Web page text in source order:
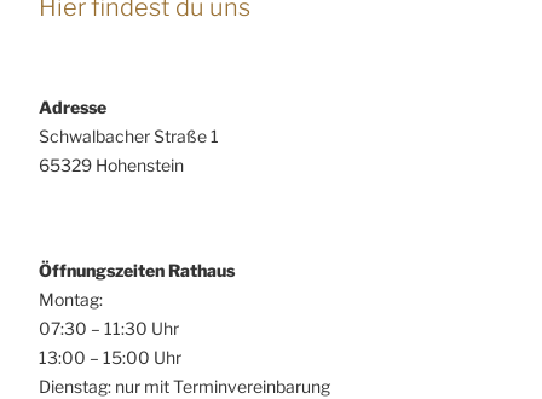
Hier findest du uns
Adresse
Schwalbacher Straße 1
65329 Hohenstein
Öffnungszeiten Rathaus
Montag:
07:30 – 11:30 Uhr
13:00 – 15:00 Uhr
Dienstag: nur mit Terminvereinbarung